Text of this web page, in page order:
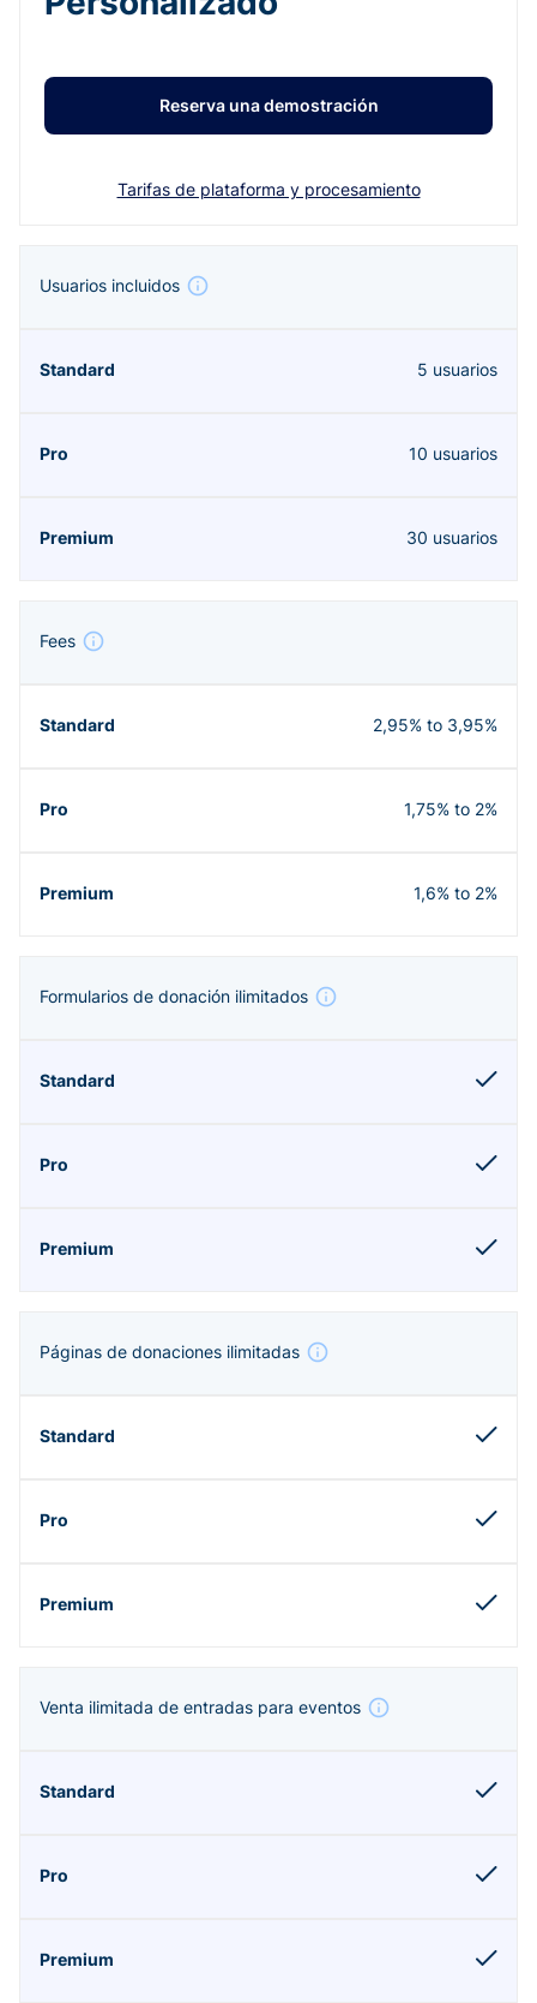
Reserva una demostración
Tarifas de plataforma y procesamiento
Usuarios incluidos
5 usuarios
10 usuarios
30 usuarios
Fees
2,95% to 3,95%
1,75% to 2%
1,6% to 2%
Formularios de donación ilimitados
Páginas de donaciones ilimitadas
Venta ilimitada de entradas para eventos